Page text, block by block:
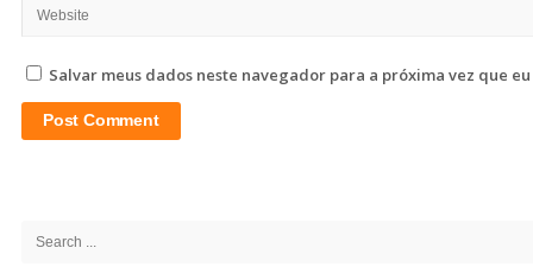
Salvar meus dados neste navegador para a próxima vez que
Search